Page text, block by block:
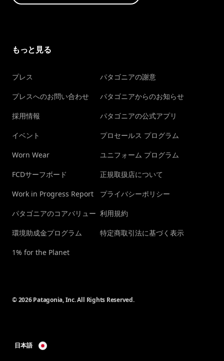
もっと見る
プレス
プレスへのお問い合わせ
採用情報
イベント
Worn Wear
FCDサーフボード
Work in Progress Report
パタゴニアのコアバリュー
環境助成金プログラム
1% for the Planet
パタゴニアの謝意
パタゴニアからのお知らせ
パタゴニアの公式アプリ
プロセールス プログラム
ユニフォーム プログラム
正規取扱店について
プライバシーポリシー
利用規約
特定商取引法に基づく表示
© 2026 Patagonia, Inc. All Rights Reserved.
日本語